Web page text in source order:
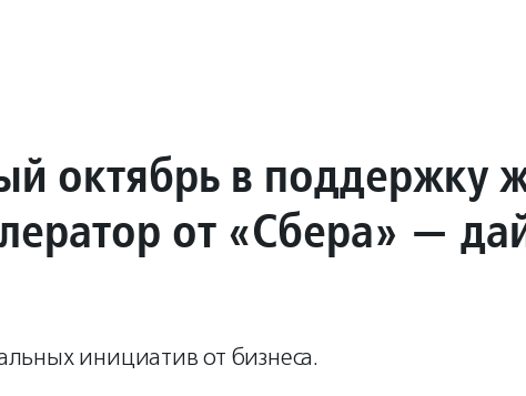
октябрь в поддержку
от «Сбера» —
инициатив от бизнеса.